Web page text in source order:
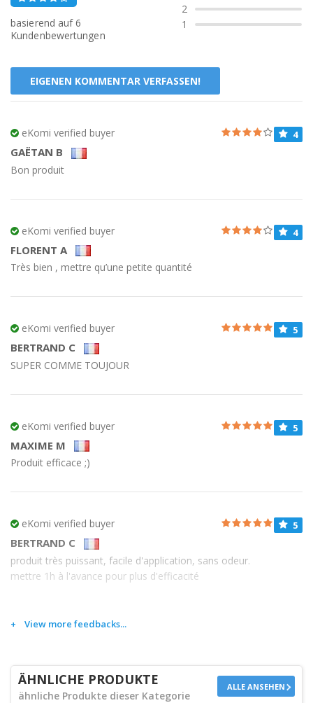
basierend auf6
Kundenbewertungen
2
1
EIGENEN KOMMENTAR VERFASSEN!
eKomi verified buyer
GAËTAN B
4
Bon produit
eKomi verified buyer
FLORENT A
4
Très bien , mettre qu’une petite quantité
eKomi verified buyer
BERTRAND C
5
SUPER COMME TOUJOUR
eKomi verified buyer
MAXIME M
5
Produit efficace ;)
eKomi verified buyer
BERTRAND C
5
produit très puissant, facile d'application, sans odeur.
mettre 1h à l'avance pour plus d'efficacité
View more feedbacks...
ÄHNLICHE PRODUKTE
ähnliche Produkte dieser Kategorie
ALLE ANSEHEN